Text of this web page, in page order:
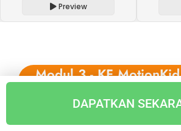
Preview
Modul 3 - KF
Buku
3073 Slide Desain, 120 Cerita
DAPATKAN